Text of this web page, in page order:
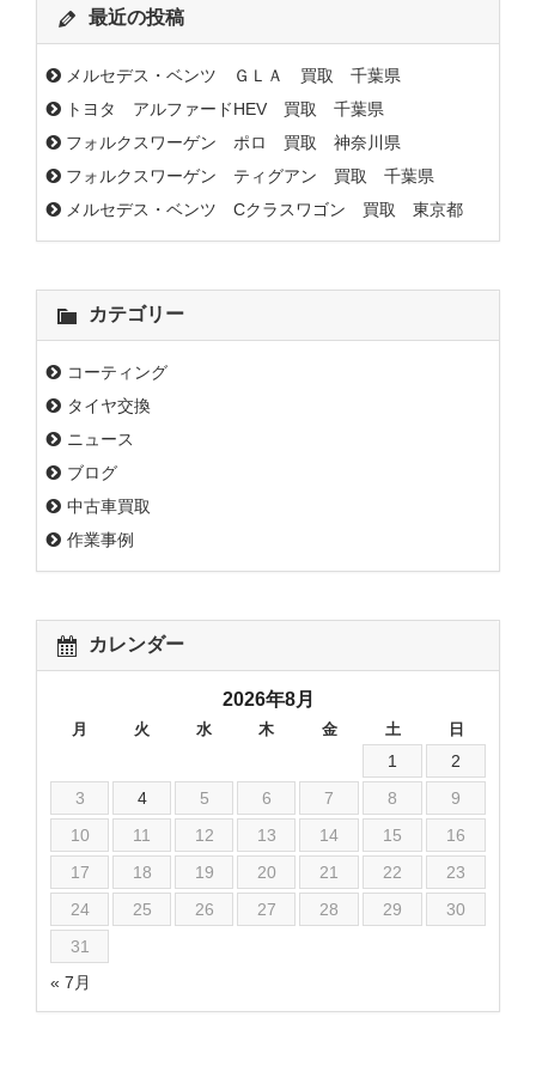
最近の投稿
メルセデス・ベンツ ＧＬＡ 買取 千葉県
トヨタ アルファードHEV 買取 千葉県
フォルクスワーゲン ポロ 買取 神奈川県
フォルクスワーゲン ティグアン 買取 千葉県
メルセデス・ベンツ Cクラスワゴン 買取 東京都
カテゴリー
コーティング
タイヤ交換
ニュース
ブログ
中古車買取
作業事例
カレンダー
2026年8月
月 火 水 木 金 土 日
« 7月
1
2
3
4 5 6 7 8
9
10
11 12 13 14 15
16
17
18 19 20 21 22
23
24
25 26 27 28 29
30
31